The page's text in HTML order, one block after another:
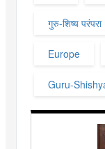
गुरु-शिष्य परंपरा
Europe
Guru-